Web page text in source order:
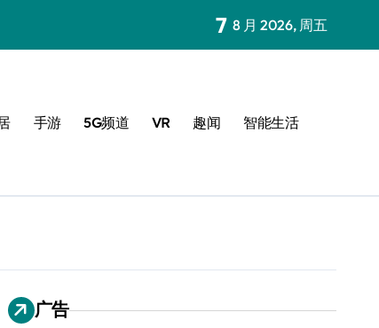
7 8 月 2026, 周五
手游 5G频道 VR 趣闻 智能生活
广告